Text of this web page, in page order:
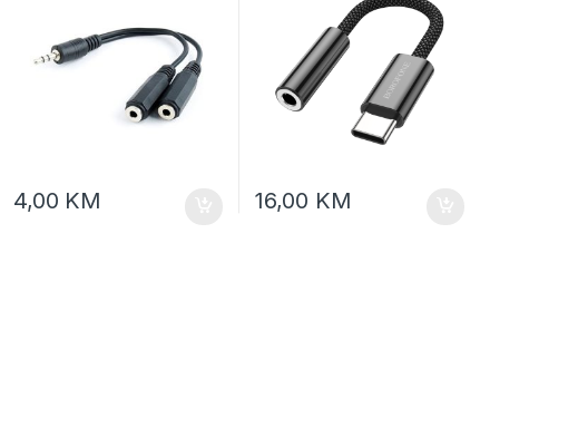
4,00 KM 16,00 KM